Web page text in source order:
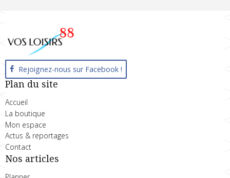
Rejoignez-nous sur Facebook !
Plan du site
Accueil
La boutique
Mon espace
Actus & reportages
Contact
Nos articles